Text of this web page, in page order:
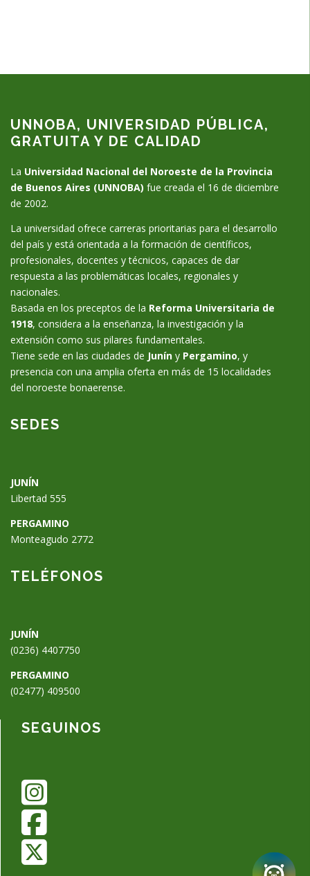
UNNOBA, UNIVERSIDAD PÚBLICA,
GRATUITA Y DE CALIDAD
La Universidad Nacional del Noroeste de la Provincia
de Buenos Aires (UNNOBA) fue creada el 16 de diciembre
de 2002.
La universidad ofrece carreras prioritarias para el desarrollo
del país y está orientada a la formación de científicos,
profesionales, docentes y técnicos, capaces de dar
respuesta a las problemáticas locales, regionales y
nacionales.
Basada en los preceptos de la Reforma Universitaria de
1918, considera a la enseñanza, la investigación y la
extensión como sus pilares fundamentales.
Tiene sede en las ciudades de Junín y Pergamino, y
presencia con una amplia oferta en más de 15 localidades
del noroeste bonaerense.
SEDES
JUNÍN
Libertad 555
PERGAMINO
Monteagudo 2772
TELÉFONOS
JUNÍN
(0236) 4407750
PERGAMINO
(02477) 409500
SEGUINOS